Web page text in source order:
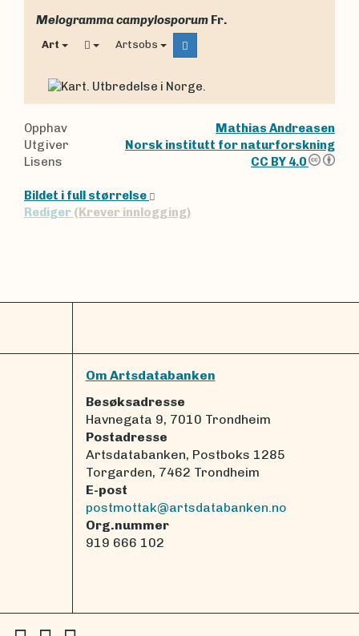
Melogramma campylosporum Fr.
Art Artsobs
Opphav
Mathias Andreasen
Utgiver
Norsk institutt for naturforskning
Lisens
CC BY 4.0
Bildet i full størrelse
Rediger (Krever innlogging)
Om Artsdatabanken
Besøksadresse
Havnegata 9, 7010 Trondheim
Postadresse
Artsdatabanken, Postboks 1285
Torgarden, 7462 Trondheim
E-post
postmottak@artsdatabanken.no
Org.nummer
919 666 102